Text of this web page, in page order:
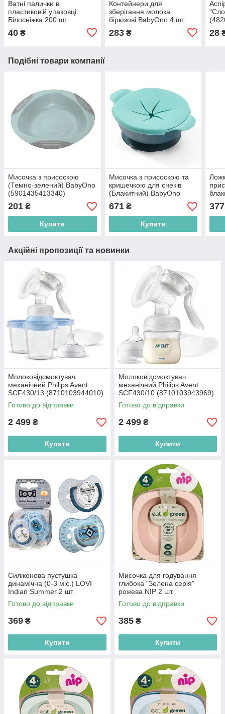
Ватні палички в
пластиковій упаковці
Білосніжка 200 шт.
40 ₴
Контейнери для
зберігання молока
бірюзові BabyOno 4 шт.
283₴ 28
Подібні товари компанії
Мисочка з присоскою
(Темно-зелений) BabyOno
(5901435413340)
201 ₴
Купити
Мисочка з присоскою та
кришечкою для снеків
(Блакитний) BabyOno
(5901435412947)
671₴
Купити
377
Акційні пропозиції та новинки
Молоковідсмоктувач
механічний Philips Avent
SCF430/13 (8710103944010)
Готово до відправки
2 499 ₴
Купити
Молоковідсмоктувач
механічний Philips Avent
SCF430/10 (8710103943969)
Готово до відправки
2 499 ₴
Купити
Силіконова пустушка
динамічна (0-3 міс.) LOVI
Indian Summer 2 шт
(5903407228556)
Готово до відправки
369 ₴
Купити
Мисочка для годування
глибока "Зелена серія"
рожева NIP 2 шт.
(4000821370654)
Готово до відправки
385 ₴
Купити